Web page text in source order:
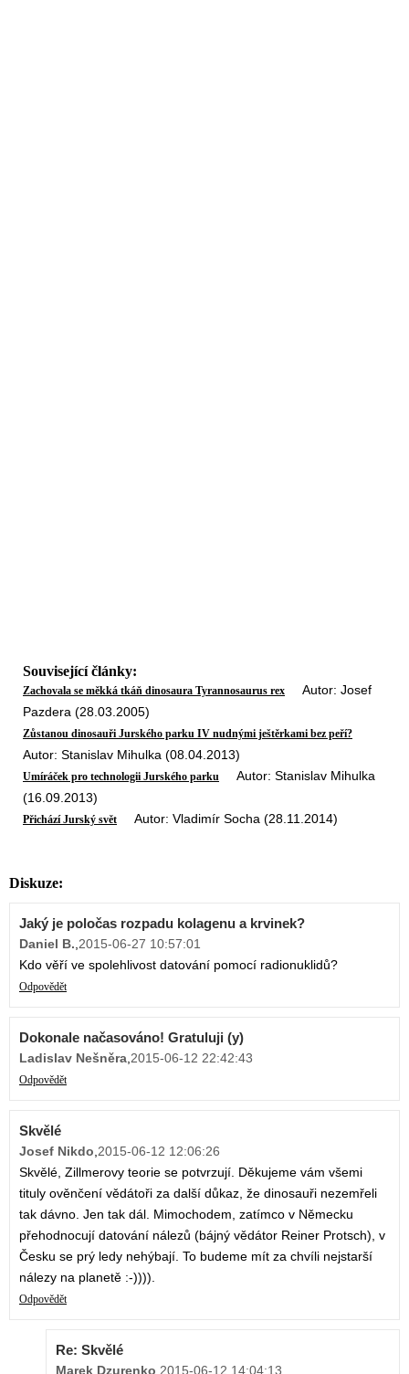
Související články:
Zachovala se měkká tkáň dinosaura Tyrannosaurus rex Autor: Josef
Pazdera (28.03.2005)
Zůstanou dinosauři Jurského parku IV nudnými ještěrkami bez peří?
Autor: Stanislav Mihulka (08.04.2013)
Umíráček pro technologii Jurského parku Autor: Stanislav Mihulka
(16.09.2013)
Přichází Jurský svět Autor: Vladimír Socha (28.11.2014)
Diskuze:
Jaký je poločas rozpadu kolagenu a krvinek?
Daniel B.,2015-06-27 10:57:01
Kdo věří ve spolehlivost datování pomocí radionuklidů?
Odpovědět
Dokonale načasováno! Gratuluji (y)
Ladislav Nešněra,2015-06-12 22:42:43
Odpovědět
Skvělé
Josef Nikdo,2015-06-12 12:06:26
Skvělé, Zillmerovy teorie se potvrzují. Děkujeme vám všemi
tituly ověnčení vědátoři za další důkaz, že dinosauři nezemřeli
tak dávno. Jen tak dál. Mimochodem, zatímco v Německu
přehodnocují datování nálezů (bájný vědátor Reiner Protsch), v
Česku se prý ledy nehýbají. To budeme mít za chvíli nejstarší
nálezy na planetě :-)))).
Odpovědět
Re: Skvělé
Marek Dzurenko 2015-06-12 14:04:13